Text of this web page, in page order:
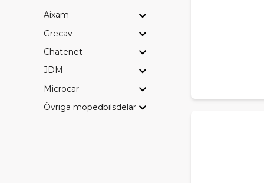
Aixam
Grecav
Chatenet
JDM
Microcar
Övriga mopedbilsdelar